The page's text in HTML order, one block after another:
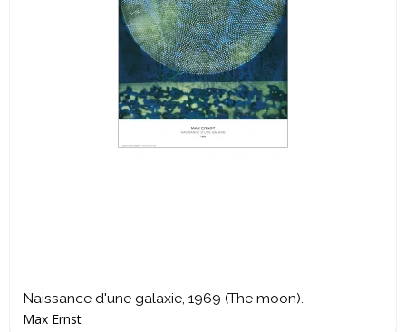
Naissance d'une galaxie, 1969 (The moon).
Max Ernst